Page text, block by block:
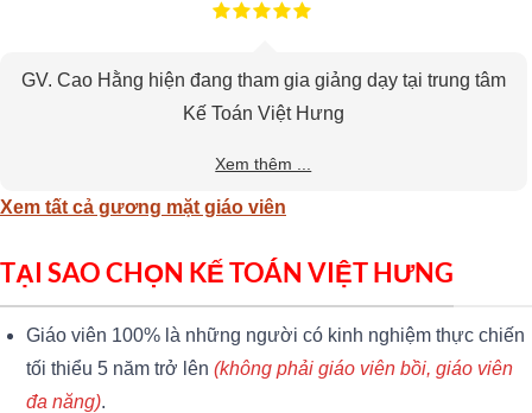
GV. Cao Hằng hiện đang tham gia giảng dạy tại trung tâm
Kế Toán Việt Hưng
Xem thêm ...
Xem tất cả gương mặt giáo viên
TẠI SAO CHỌN KẾ TOÁN VIỆT HƯNG
Giáo viên 100% là những người có kinh nghiệm thực chiến
tối thiểu 5 năm trở lên (không phải giáo viên bồi, giáo viên
đa năng).